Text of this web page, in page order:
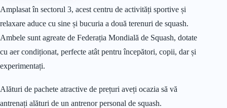
Amplasat în sectorul 3, acest centru de activități sportive și
relaxare aduce cu sine și bucuria a două terenuri de squash.
Ambele sunt agreate de Federația Mondială de Squash, dotate
cu aer condiționat, perfecte atât pentru începători, copii, dar și
experimentați.
Alături de pachete atractive de prețuri aveți ocazia să vă
antrenați alături de un antrenor personal de squash.